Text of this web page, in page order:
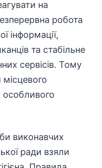
на
робота
інформації,
та стабільне
сервісів. Тому
особливого
виконавчих
ради взяли